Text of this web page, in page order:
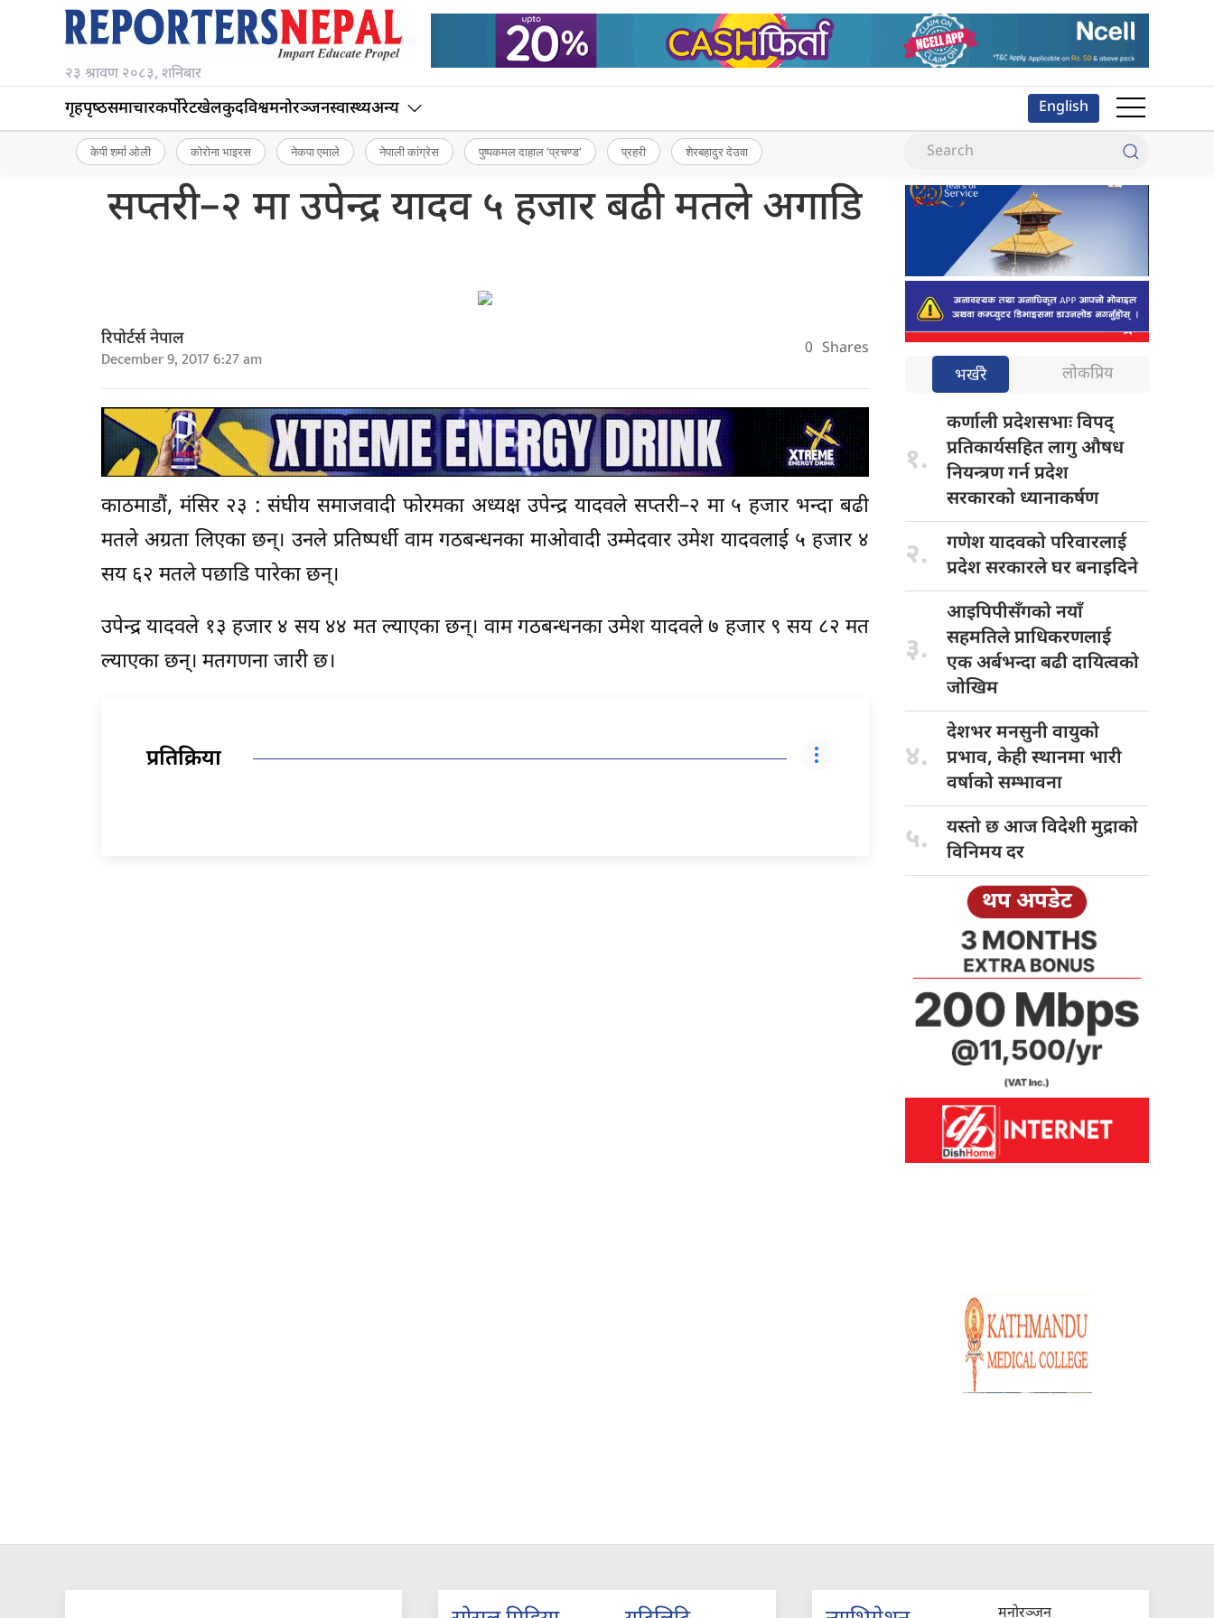
२३ श्रावण २०८३, शनिबार
गृहपृष्‍ठसमाचारकर्पोरेटखेलकुदविश्वमनोरञ्जनस्वास्थ्यअन्य English
केपी शर्मा ओली कोरोना भाइरस नेकपा एमाले नेपाली कांग्रेस पुष्पकमल दाहाल ‘प्रचण्ड’ प्रहरी शेरबहादुर देउवा
सप्तरी–२ मा उपेन्द्र यादव ५ हजार बढी मतले अगाडि
रिपोर्टर्स नेपाल
December 9, 2017 6:27 am 0 Shares
काठमाडौं, मंसिर २३ : संघीय समाजवादी फोरमका अध्यक्ष उपेन्द्र यादवले सप्तरी–२ मा ५ हजार भन्दा बढी
मतले अग्रता लिएका छन्। उनले प्रतिष्पर्धी वाम गठबन्धनका माओवादी उम्मेदवार उमेश यादवलाई ५ हजार ४
सय ६२ मतले पछाडि पारेका छन्।
उपेन्द्र यादवले १३ हजार ४ सय ४४ मत ल्याएका छन्। वाम गठबन्धनका उमेश यादवले ७ हजार ९ सय ८२ मत
ल्याएका छन्। मतगणना जारी छ।
प्रतिक्रिया
भर्खरै लोकप्रिय
१.
कर्णाली प्रदेशसभाःविपद्
प्रतिकार्यसहित लागु औषध
नियन्त्रण गर्न प्रदेश
सरकारको ध्यानाकर्षण
२. गणेश यादवकोपरिवारलाई
प्रदेश सरकारले घर बनाइदिने
३.
आइपिपीसँगको नयाँ
सहमतिले प्राधिकरणलाई
एक अर्बभन्दा बढी दायित्वको
जोखिम
४.
देशभर मनसुनीवायुको
प्रभाव, केही स्थानमा भारी
वर्षाको सम्भावना
५. यस्तो छआज विदेशी मुद्राको
विनिमय दर
थप अपडेट
मनोरञ्जन